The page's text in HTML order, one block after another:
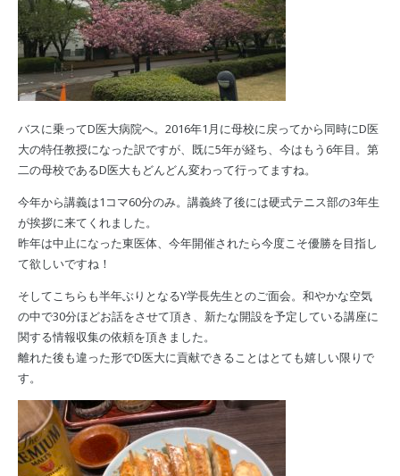
バスに乗ってD医大病院へ。2016年1月に母校に戻ってから同時にD医
大の特任教授になった訳ですが、既に5年が経ち、今はもう6年目。第
二の母校であるD医大もどんどん変わって行ってますね。
今年から講義は1コマ60分のみ。講義終了後には硬式テニス部の3年生
が挨拶に来てくれました。
昨年は中止になった東医体、今年開催されたら今度こそ優勝を目指し
て欲しいですね！
そしてこちらも半年ぶりとなるY学長先生とのご面会。和やかな空気
の中で30分ほどお話をさせて頂き、新たな開設を予定している講座に
関する情報収集の依頼を頂きました。
離れた後も違った形でD医大に貢献できることはとても嬉しい限りで
す。